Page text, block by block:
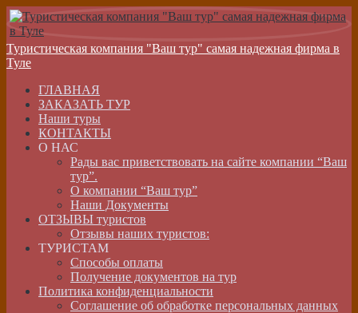
Туристическая компания "Ваш тур" самая надежная фирма в
Туле
ГЛАВНАЯ
ЗАКАЗАТЬ ТУР
Наши туры
КОНТАКТЫ
О НАС
Рады вас приветствовать на сайте компании “Ваш
тур”.
О компании “Ваш тур”
Наши Документы
ОТЗЫВЫ туристов
Отзывы наших туристов:
ТУРИСТАМ
Способы оплаты
Получение документов на тур
Политика конфиденциальности
Соглашение об обработке персональных данных